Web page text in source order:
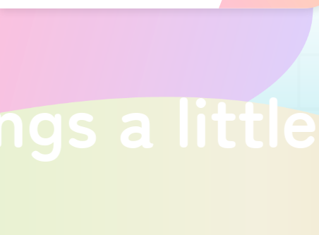
little